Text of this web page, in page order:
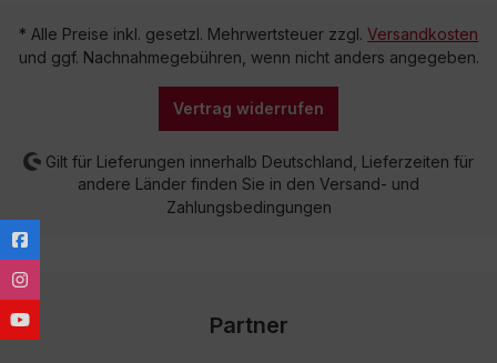
* Alle Preise inkl. gesetzl. Mehrwertsteuer zzgl. Versandkosten
und ggf. Nachnahmegebühren, wenn nicht anders angegeben.
Vertrag widerrufen
Gilt für Lieferungen innerhalb Deutschland, Lieferzeiten für
andere Länder finden Sie in den Versand- und
Zahlungsbedingungen
Partner